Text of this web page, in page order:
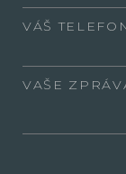
VÁŠ
VAŠE